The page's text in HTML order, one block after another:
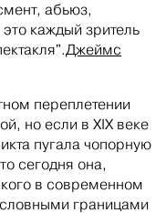
абьюз,
каждый зритель
Джеймс
переплетении
но если в XIX веке
пугала чопорную
сегодня она,
в современном
границами